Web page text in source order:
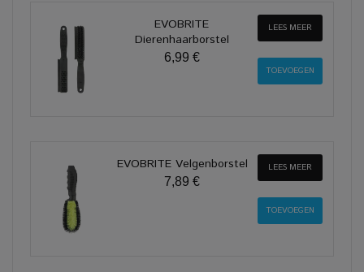
EVOBRITE
Dierenhaarborstel
6,99 €
LEES MEER
EVOBRITE Velgenborstel
7,89 €
LEES MEER